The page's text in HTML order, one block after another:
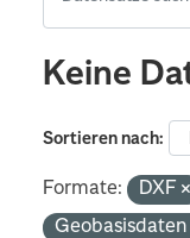
Keine
Sortieren nach
Formate: DXF